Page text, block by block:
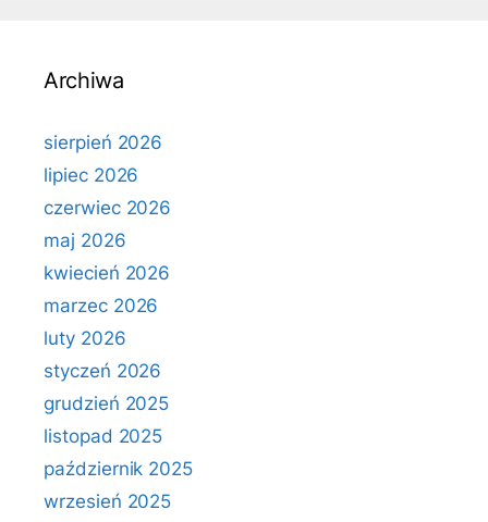
Archiwa
sierpień 2026
lipiec 2026
czerwiec 2026
maj 2026
kwiecień 2026
marzec 2026
luty 2026
styczeń 2026
grudzień 2025
listopad 2025
październik 2025
wrzesień 2025